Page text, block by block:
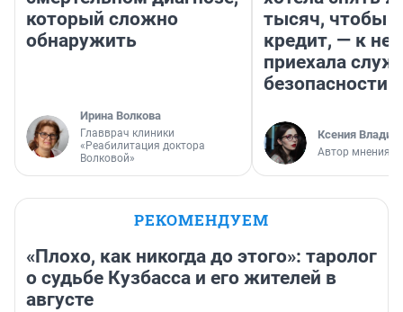
который сложно
обнаружить
Ирина Волкова
Главврач клиники
«Реабилитация доктора
Волковой»
тысяч, чтобы
кредит, — к
приехала
безопасности
Ксения
Автор мнения
РЕКОМЕНДУЕМ
«Плохо, как никогда до этого»: таролог
о судьбе Кузбасса и его жителей в
августе